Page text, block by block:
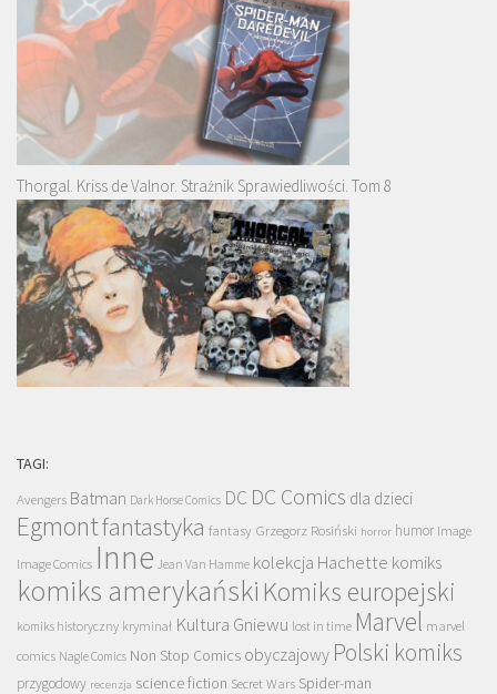
Thorgal. Kriss de Valnor. Strażnik Sprawiedliwości. Tom 8
TAGI:
Avengers Batman Dark Horse Comics DC DC Comics dla dzieci
Egmontfantastyka fantasy Grzegorz Rosiński horror humor Image
Image Comics Inne Jean Van Hamme kolekcja Hachette komiks
komiks amerykański Komiks europejski
komiks historyczny kryminał Kultura Gniewu lost in time Marvel marvel
comics Nagle Comics Non Stop Comics obyczajowy Polski komiks
przygodowy recenzja science fiction Secret Wars Spider-man